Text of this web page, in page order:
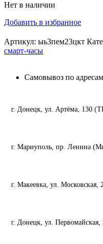
Нет в наличии
Добавить в избранное
Артикул: ыь3пем23цкт
смарт-часы
Самовывоз по
г. Донецк, ул. Артёма, 130
г. Мариуполь, пр. Ленина
г. Макеевка, ул. Московская,
г. Донецк, ул.